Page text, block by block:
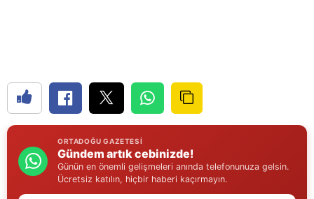
Erzurum
Gaziantep
Giresun
ORTADOĞU GAZETESI
Gündem artık cebinizde!
Günün en önemli gelişmeleri anında telefonunuza gelsin.
Ücretsiz katılın, hiçbir haberi kaçırmayın.